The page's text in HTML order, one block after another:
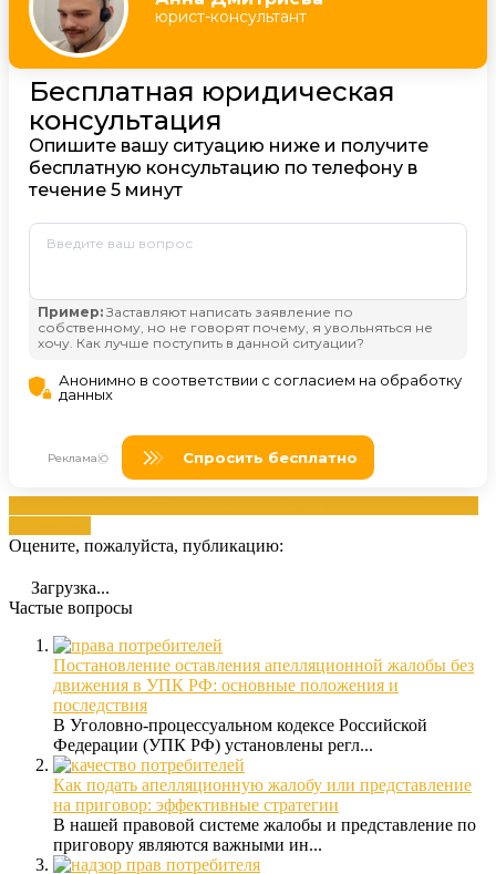
Оцените, пожалуйста, публикацию:
Загрузка...
Частые вопросы
Постановление оставления апелляционной жалобы без
движения в УПК РФ: основные положения и
последствия
В Уголовно-процессуальном кодексе Российской
Федерации (УПК РФ) установлены регл...
Как подать апелляционную жалобу или представление
на приговор: эффективные стратегии
В нашей правовой системе жалобы и представление по
приговору являются важными ин...